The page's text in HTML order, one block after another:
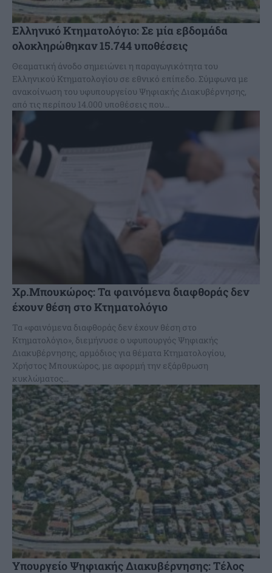
Ελληνικό Κτηματολόγιο: Σε μία εβδομάδα
ολοκληρώθηκαν 15.744 υποθέσεις
Θεαματική άνοδο σημειώνει η παραγωγικότητα του
Ελληνικού Κτηματολογίου σε εθνικό επίπεδο. Σύμφωνα με
ανακοίνωση του υφυπουργείου Ψηφιακής Διακυβέρνησης,
από τις περίπου 14.000 υποθέσεις που...
Χρ.Μπουκώρος: Τα φαινόμενα διαφθοράς δεν
έχουν θέση στο Κτηματολόγιο
Τα «φαινόμενα διαφθοράς δεν έχουν θέση στο
Κτηματολόγιο», διεμήνυσε ο υφυπουργός Ψηφιακής
Διακυβέρνησης, αρμόδιος για θέματα Κτηματολογίου,
Χρήστος Μπουκώρος, με αφορμή την εξάρθρωση
κυκλώματος...
Υπουργείο Ψηφιακής Διακυβέρνησης: Τέλος